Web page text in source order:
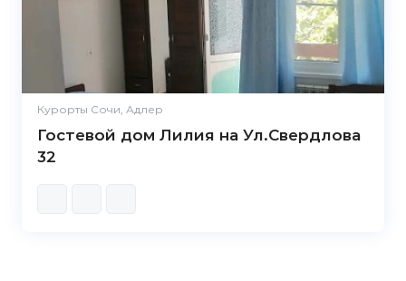
Курорты Сочи, Адлер
Гостевой дом Лилия на Ул.Свердлова
32